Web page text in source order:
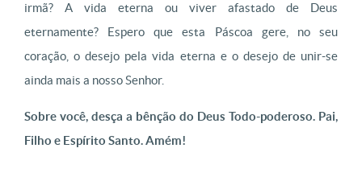
irmã? A vida eterna ou viver afastado de Deus
eternamente? Espero que esta Páscoa gere, no seu
coração, o desejo pela vida eterna e o desejo de unir-se
ainda mais a nosso Senhor.
Sobre você, desça a bênção do Deus Todo-poderoso. Pai,
Filho e Espírito Santo. Amém!